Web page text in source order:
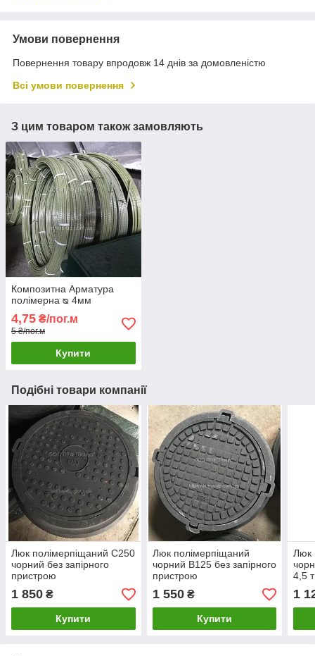
Умови повернення
Повернення товару впродовж 14 днів за домовленістю
Всі умови повернення
З цим товаром також замовляють
Композитна Арматура
полімерна ᴓ 4мм
4,75 ₴/пог.м
5 ₴/пог.м
Купити
Подібні товари компанії
Люк полімерпіщаний С250
чорний без запірного
пристрою
1 850 ₴
Купити
Люк полімерпіщаний
чорний В125 без запірного
пристрою
1 550₴
Купити
Люк
4,5
1